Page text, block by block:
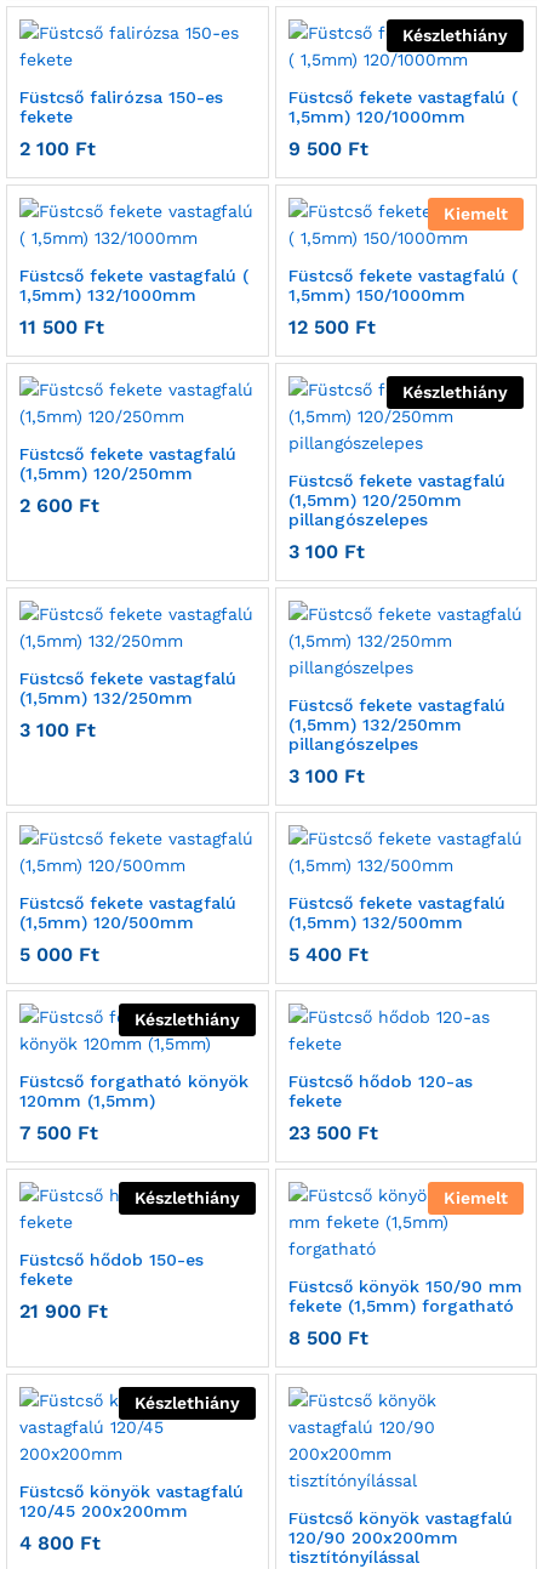
Füstcső falirózsa 150-es
fekete
2 100 Ft
Készlethiány
Füstcső fekete vastagfalú (
1,5mm) 120/1000mm
9 500 Ft
Füstcső fekete vastagfalú (
1,5mm) 132/1000mm
11 500 Ft
Kiemelt
Füstcső fekete vastagfalú (
1,5mm) 150/1000mm
12 500 Ft
Füstcső fekete vastagfalú
(1,5mm) 120/250mm
2 600 Ft
Készlethiány
Füstcső fekete vastagfalú
(1,5mm) 120/250mm
pillangószelepes
3 100 Ft
Füstcső fekete vastagfalú
(1,5mm) 132/250mm
3 100 Ft
Füstcső fekete vastagfalú
(1,5mm) 132/250mm
pillangószelpes
3 100 Ft
Füstcső fekete vastagfalú
(1,5mm) 120/500mm
5 000 Ft
Füstcső fekete vastagfalú
(1,5mm) 132/500mm
5 400 Ft
Készlethiány
Füstcső forgatható könyök
120mm (1,5mm)
7 500 Ft
Füstcső hődob 120-as
fekete
23 500 Ft
Készlethiány
Füstcső hődob 150-es
fekete
21 900 Ft
Kiemelt
Füstcső könyök 150/90 mm
fekete (1,5mm) forgatható
8 500 Ft
Készlethiány
Füstcső könyök vastagfalú
120/45 200x200mm
4 800 Ft
Füstcső könyök vastagfalú
120/90 200x200mm
tisztítónyílással